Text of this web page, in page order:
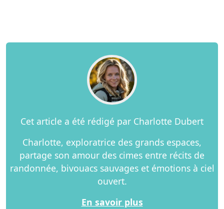
Cet article a été rédigé par Charlotte Dubert
Charlotte, exploratrice des grands espaces,
partage son amour des cimes entre récits de
randonnée, bivouacs sauvages et émotions à ciel
ouvert.
En savoir plus